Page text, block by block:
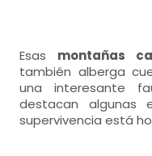
Esas montañas
también alberga
una interesante
destacan algunas
supervivencia está